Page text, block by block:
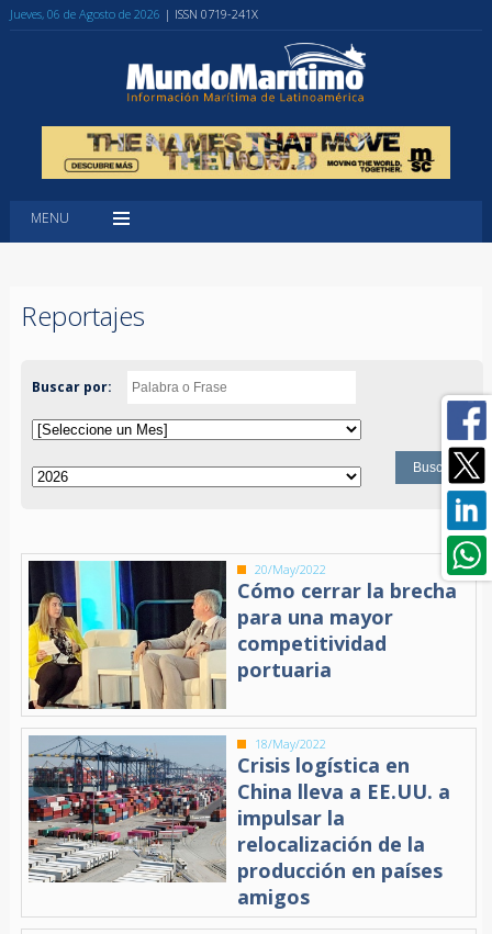
Jueves, 06 de Agosto de 2026 | ISSN 0719-241X
MENU
Reportajes
Buscar por:
20/May/2022
Cómo cerrar la brecha
para una mayor
competitividad
portuaria
18/May/2022
Crisis logística en
China lleva a EE.UU. a
impulsar la
relocalización de la
producción en países
amigos